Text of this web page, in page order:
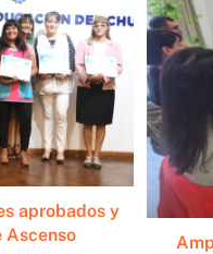
aprobados y
Ascenso